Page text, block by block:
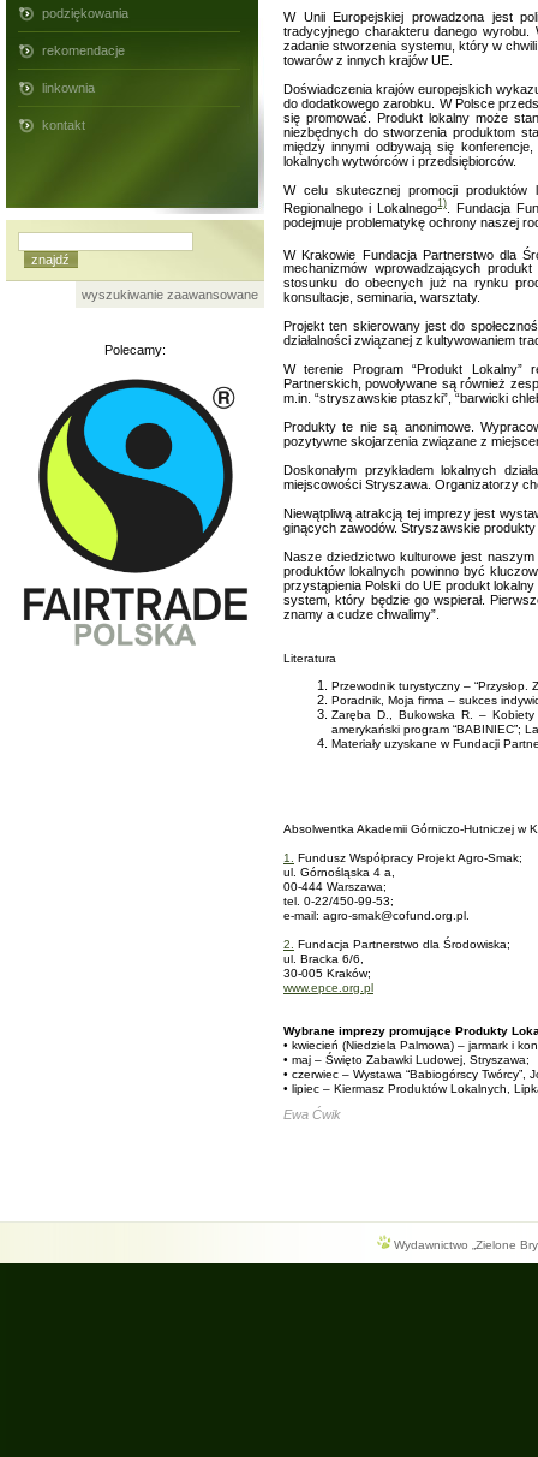
podziękowania
rekomendacje
linkownia
kontakt
wyszukiwanie zaawansowane
Polecamy:
W Unii Europejskiej prowadzona jest
tradycyjnego charakteru danego
zadanie stworzenia systemu, który w
towarów z innych krajów UE.
Doświadczenia krajów europejskich
do dodatkowego zarobku. W Polsce
się promować. Produkt lokalny może
niezbędnych do stworzenia produktom
między innymi odbywają się
lokalnych wytwórców i przedsiębiorców.
W celu skutecznej promocji produktów
Regionalnego i Lokalnego1). Fundacja
podejmuje problematykę ochrony naszej
W Krakowie Fundacja Partnerstwo dla
mechanizmów wprowadzających
stosunku do obecnych już na rynku
konsultacje, seminaria, warsztaty.
Projekt ten skierowany jest do
działalności związanej z kultywowaniem
W terenie Program “Produkt Lokalny”
Partnerskich, powoływane są również
m.in. “stryszawskie ptaszki”, “barwicki
Produkty te nie są anonimowe.
pozytywne skojarzenia związane z
Doskonałym przykładem lokalnych
miejscowości Stryszawa. Organizatorzy
Niewątpliwą atrakcją tej imprezy jest
ginących zawodów. Stryszawskie
Nasze dziedzictwo kulturowe jest
produktów lokalnych powinno być
przystąpienia Polski do UE produkt
system, który będzie go wspierał.
znamy a cudze chwalimy”.
Literatura
Przewodnik turystyczny –
Poradnik, Moja firma – sukces
Zaręba D., Bukowska R. – Kobiety
amerykański program “BABINIEC”;
Materiały uzyskane w Fundacji
Absolwentka Akademii Górniczo-Hutniczej w
1. Fundusz Współpracy Projekt Agro-Smak;
ul. Górnośląska 4 a,
00-444 Warszawa;
tel. 0-22/450-99-53;
e-mail: agro-smak@cofund.org.pl.
2. Fundacja Partnerstwo dla Środowiska;
ul. Bracka 6/6,
30-005 Kraków;
www.epce.org.pl
Wybrane imprezy promujące Produkty
• kwiecień (Niedziela Palmowa) – jarmark i
• maj – Święto Zabawki Ludowej, Stryszawa;
• czerwiec – Wystawa “Babiogórscy Twórcy”,
• lipiec – Kiermasz Produktów Lokalnych,
Ewa Ćwik
Wydawnictwo „Zielone